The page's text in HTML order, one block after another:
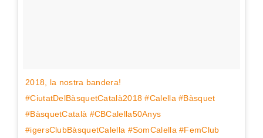
2018, la nostra bandera!
#CiutatDelBàsquetCatalà2018 #Calella #Bàsquet
#BàsquetCatalà #CBCalella50Anys
#igersClubBàsquetCalella #SomCalella #FemClub